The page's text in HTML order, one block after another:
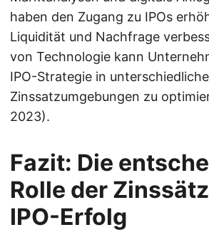
haben den Zugang zu IPOs
Liquidität und Nachfrage
von Technologie kann
IPO-Strategie in
Zinssatzumgebungen zu
2023).
Fazit: Die
Rolle der
IPO-Erfolg